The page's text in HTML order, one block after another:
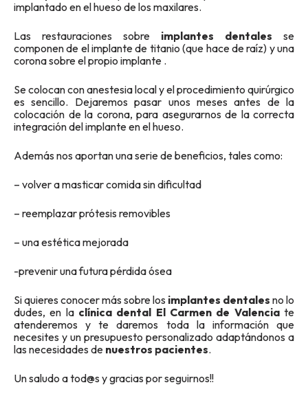
implantado en el hueso de los maxilares.
Las restauraciones sobre implantes dentales se
componen de el implante de titanio (que hace de raíz) y una
corona sobre el propio implante .
Se colocan con anestesia local y el procedimiento quirúrgico
es sencillo. Dejaremos pasar unos meses antes de la
colocación de la corona, para asegurarnos de la correcta
integración del implante en el hueso.
Además nos aportan una serie de beneficios, tales como:
– volver a masticar comida sin dificultad
– reemplazar prótesis removibles
– una estética mejorada
-prevenir una futura pérdida ósea
Si quieres conocer más sobre los implantes dentales no lo
dudes, en la clínica dental El Carmen de Valenciate
atenderemos y te daremos toda la información que
necesites y un presupuesto personalizado adaptándonos a
las necesidades de nuestros pacientes.
Un saludo a tod@s y gracias por seguirnos!!